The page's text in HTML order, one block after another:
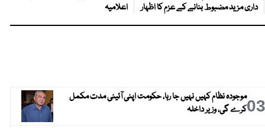
داری مزید مضبوط بنانے کے عزم کا اظہار
اعلامیہ
03موجودہ نظام کہیں نہیں جا رہا، حکومت اپنی آئینی مدت مکمل
کرے گی، وزیر داخلہ